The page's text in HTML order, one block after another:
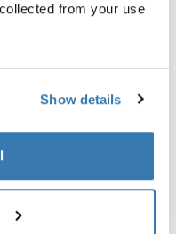
from your use
Show details